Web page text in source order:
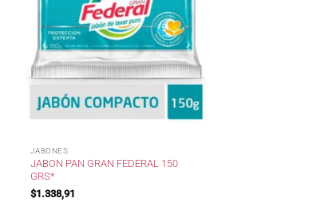
JABONES
JABON PAN GRAN FEDERAL 150
GRS*
$1.338,91